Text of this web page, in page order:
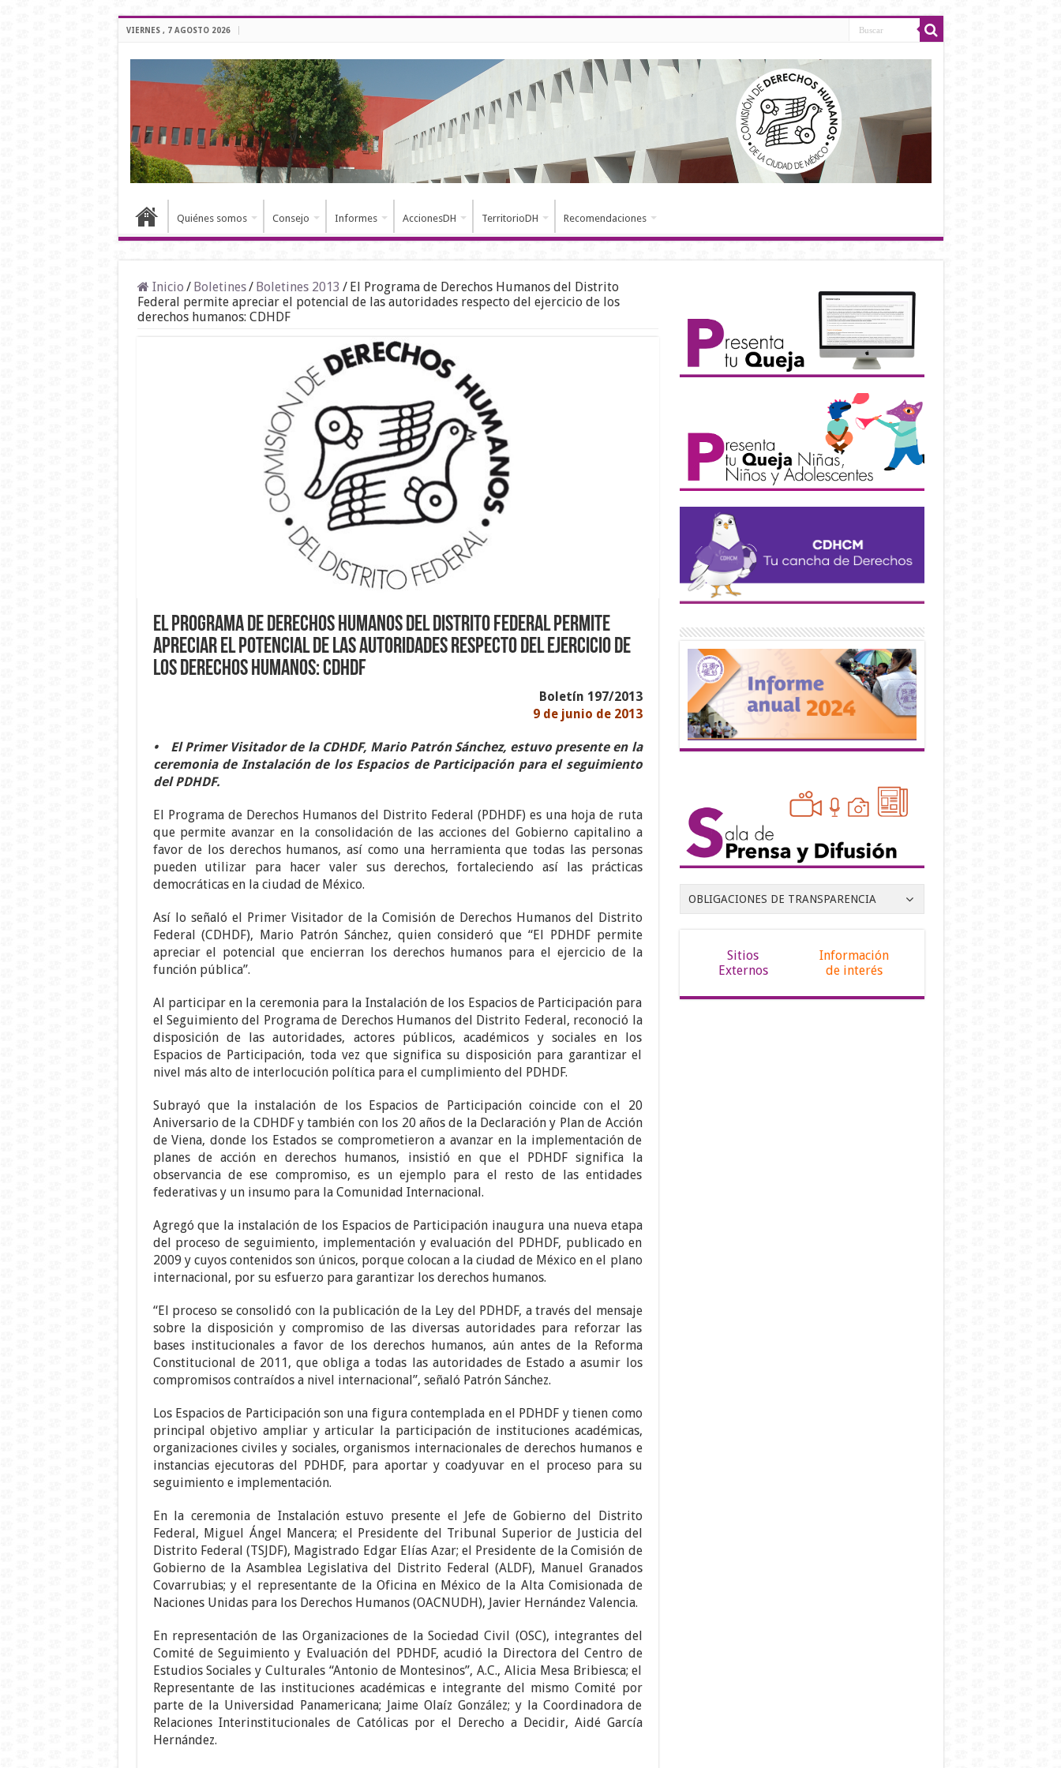
VIERNES , 7 AGOSTO 2026
Quiénes somos Consejo Informes AccionesDH TerritorioDH Recomendaciones
Inicio / Boletines/ Boletines 2013 / El Programa de Derechos Humanos del Distrito
Federal permite apreciar el potencial de las autoridades respecto del ejercicio de los
derechos humanos: CDHDF
El Programa de Derechos Humanos del Distrito Federal permite
apreciar el potencial de las autoridades respecto del ejercicio de
los derechos humanos: CDHDF
Boletín 197/2013
9 de junio de 2013
• El Primer Visitador de la CDHDF, Mario Patrón Sánchez, estuvo presente en la
ceremonia de Instalación de los Espacios de Participación para el seguimiento
del PDHDF.
El Programa de Derechos Humanos del Distrito Federal (PDHDF) es una hoja de ruta
que permite avanzar en la consolidación de las acciones del Gobierno capitalino a
favor de los derechos humanos, así como una herramienta que todas las personas
pueden utilizar para hacer valer sus derechos, fortaleciendo así las prácticas
democráticas en la ciudad de México.
Así lo señaló el Primer Visitador de la Comisión de Derechos Humanos del Distrito
Federal (CDHDF), Mario Patrón Sánchez, quien consideró que “El PDHDF permite
apreciar el potencial que encierran los derechos humanos para el ejercicio de la
función pública”.
Al participar en la ceremonia para la Instalación de los Espacios de Participación para
el Seguimiento del Programa de Derechos Humanos del Distrito Federal, reconoció la
disposición de las autoridades, actores públicos, académicos y sociales en los
Espacios de Participación, toda vez que significa su disposición para garantizar el
nivel más alto de interlocución política para el cumplimiento del PDHDF.
Subrayó que la instalación de los Espacios de Participación coincide con el 20
Aniversario de la CDHDF y también con los 20 años de la Declaración y Plan de Acción
de Viena, donde los Estados se comprometieron a avanzar en la implementación de
planes de acción en derechos humanos, insistió en que el PDHDF significa la
observancia de ese compromiso, es un ejemplo para el resto de las entidades
federativas y un insumo para la Comunidad Internacional.
Agregó que la instalación de los Espacios de Participación inaugura una nueva etapa
del proceso de seguimiento, implementación y evaluación del PDHDF, publicado en
2009 y cuyos contenidos son únicos, porque colocan a la ciudad de México en el plano
internacional, por su esfuerzo para garantizar los derechos humanos.
“El proceso se consolidó con la publicación de la Ley del PDHDF, a través del mensaje
sobre la disposición y compromiso de las diversas autoridades para reforzar las
bases institucionales a favor de los derechos humanos, aún antes de la Reforma
Constitucional de 2011, que obliga a todas las autoridades de Estado a asumir los
compromisos contraídos a nivel internacional”, señaló Patrón Sánchez.
Los Espacios de Participación son una figura contemplada en el PDHDF y tienen como
principal objetivo ampliar y articular la participación de instituciones académicas,
organizaciones civiles y sociales, organismos internacionales de derechos humanos e
instancias ejecutoras del PDHDF, para aportar y coadyuvar en el proceso para su
seguimiento e implementación.
En la ceremonia de Instalación estuvo presente el Jefe de Gobierno del Distrito
Federal, Miguel Ángel Mancera; el Presidente del Tribunal Superior de Justicia del
Distrito Federal (TSJDF), Magistrado Edgar Elías Azar; el Presidente de la Comisión de
Gobierno de la Asamblea Legislativa del Distrito Federal (ALDF), Manuel Granados
Covarrubias; y el representante de la Oficina en México de la Alta Comisionada de
Naciones Unidas para los Derechos Humanos (OACNUDH), Javier Hernández Valencia.
En representación de las Organizaciones de la Sociedad Civil (OSC), integrantes del
Comité de Seguimiento y Evaluación del PDHDF, acudió la Directora del Centro de
Estudios Sociales y Culturales “Antonio de Montesinos”, A.C., Alicia Mesa Bribiesca; el
Representante de las instituciones académicas e integrante del mismo Comité por
parte de la Universidad Panamericana; Jaime Olaíz González; y la Coordinadora de
Relaciones Interinstitucionales de Católicas por el Derecho a Decidir, Aidé García
Hernández.
OBLIGACIONES DE TRANSPARENCIA
Sitios
Externos
Información
de interés